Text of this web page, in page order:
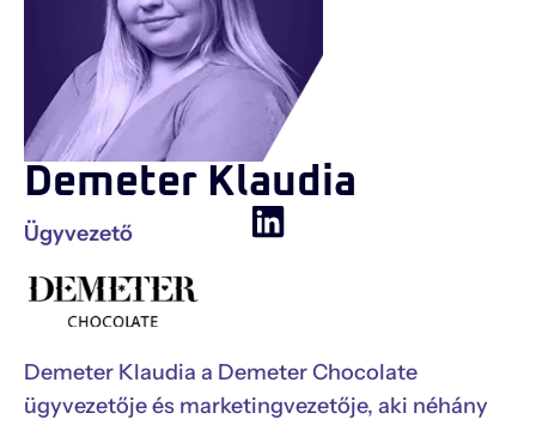
Demeter Klaudia
Ügyvezető
Demeter Klaudia a Demeter Chocolate
ügyvezetője és marketingvezetője, aki néhány